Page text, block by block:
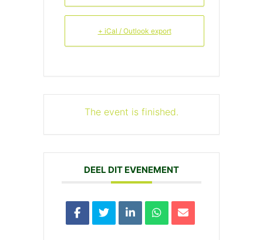
+ iCal / Outlook export
The event is finished.
DEEL DIT EVENEMENT